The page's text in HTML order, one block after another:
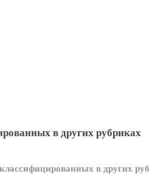
в других рубриках
в других